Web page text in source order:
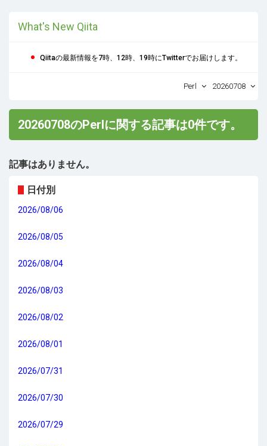
What's New Qiita
Qiitaの最新情報を7時、12時、19時にTwitterでお届けします。
Perl 20260708
20260708のPerlに関する記事は0件です。
記事はありません。
日付別
2026/08/06
2026/08/05
2026/08/04
2026/08/03
2026/08/02
2026/08/01
2026/07/31
2026/07/30
2026/07/29